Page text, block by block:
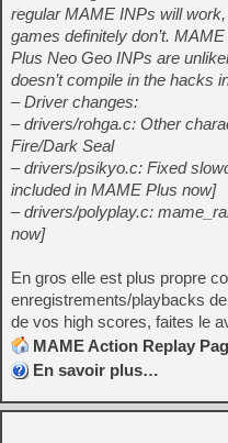
regular MAME INPs will
games definitely don’t. MAME
Plus Neo Geo INPs are
doesn’t compile in the hacks
– Driver changes:
– drivers/rohga.c: Other
Fire/Dark Seal
– drivers/psikyo.c: Fixed
included in MAME Plus now]
– drivers/polyplay.c:
now]
En gros elle est plus propre
enregistrements/playbacks
de vos high scores, faites le
MAME Action Replay
En savoir plus…